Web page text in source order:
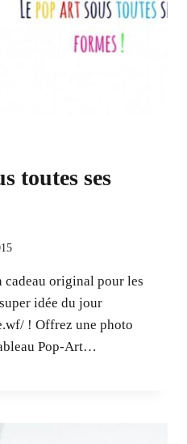
toutes ses
original pour les
idée du jour
! Offrez une photo
Pop-Art…